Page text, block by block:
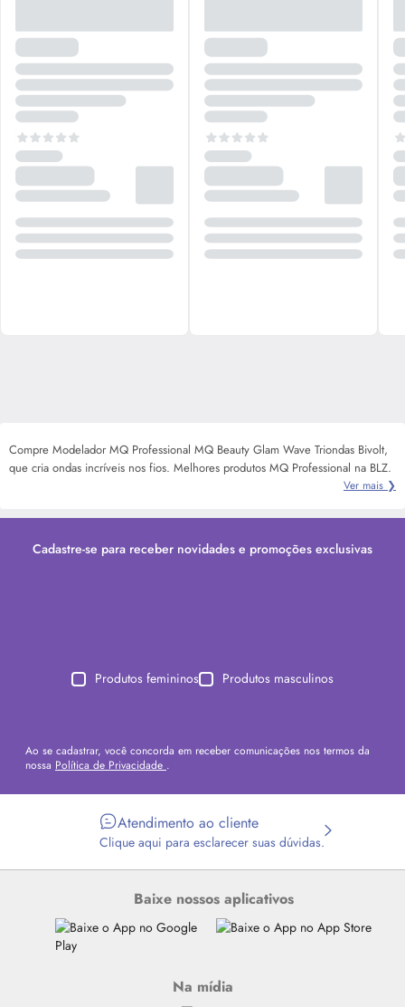
Compre Modelador MQ Professional MQ Beauty Glam Wave Triondas Bivolt,
que cria ondas incríveis nos fios. Melhores produtos MQ Professional na BLZ.
Ver mais ❯
Cadastre-se para receber novidades e promoções exclusivas
Produtos femininos Produtos masculinos
Ao se cadastrar, você concorda em receber comunicações nos termos da
nossa Política de Privacidade .
Atendimento ao cliente
Clique aqui para esclarecer suas dúvidas.
Baixe nossos aplicativos
Na mídia